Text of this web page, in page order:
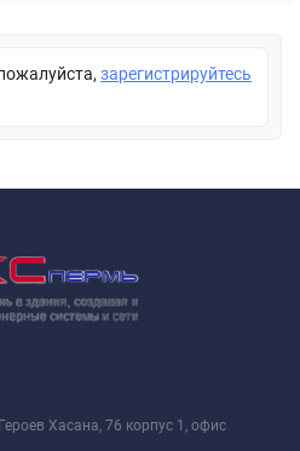
зарегистрируйтесь
Хасана, 76 корпус 1, офис